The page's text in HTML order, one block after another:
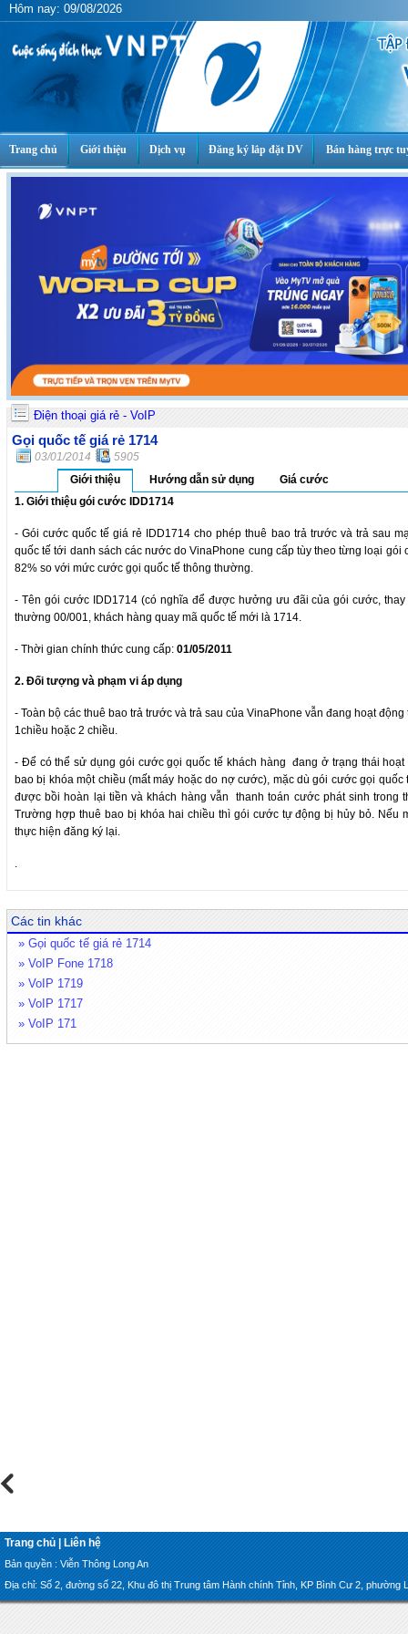
Hôm nay: 09/08/2026
Trang chủ Giới thiệu Dịch vụ Đăng ký lắp đặt DV Bán hàng trực
Điện thoại giá rẻ - VoIP
Gọi quốc tế giá rẻ 1714
03/01/2014
5905
Giới thiệu
Hướng dẫn sử dụng
Giá cước
1. Giới thiệu gói cước IDD1714
- Gói cước quốc tế giá rẻ IDD1714 cho phép thuê bao trả trước và trả sau
quốc tế tới danh sách các nước do VinaPhone cung cấp tùy theo từng loại
82% so với mức cước gọi quốc tế thông thường.
- Tên gói cước IDD1714 (có nghĩa để được hưởng ưu đãi của gói cước,
thường 00/001, khách hàng quay mã quốc tế mới là 1714.
- Thời gian chính thức cung cấp: 01/05/2011
2. Đối tượng và phạm vi áp dụng
- Toàn bộ các thuê bao trả trước và trả sau của VinaPhone vẫn đang hoạt
1chiều hoặc 2 chiều.
- Để có thể sử dụng gói cước gọi quốc tế khách hàng đang ở trạng thái
bao bị khóa một chiều (mất máy hoặc do nợ cước), mặc dù gói cước gọi
được bồi hoàn lại tiền và khách hàng vẫn thanh toán cước phát sinh trong
Trường hợp thuê bao bị khóa hai chiều thì gói cước tự động bị hủy bỏ. Nếu
thực hiện đăng ký lại.
.
Các tin khác
» Gọi quốc tế giá rẻ 1714
» VoIP Fone 1718
» VoIP 1719
» VoIP 1717
» VoIP 171
Trang chủ Liên hệ
Bản quyền : Viễn Thông Long An
Địa chỉ: Số 2, đường số 22, Khu đô thị Trung tâm Hành chính Tỉnh, KP Bình Cư 2,